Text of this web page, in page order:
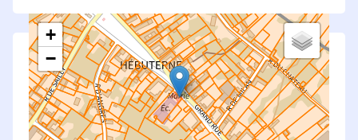
+
−Saisissez les surfaces aménagées par le projet
Surfaces à prendre en compte : bâti, voirie,
espaces verts, remblais et bassins — impacts